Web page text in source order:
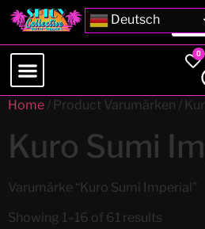
Deutsch
0
Home / Product Varumärken /
Kuro Sumi
Varumärke “Kuro Sumi Imperial”
Showing 1–16 of 61 results